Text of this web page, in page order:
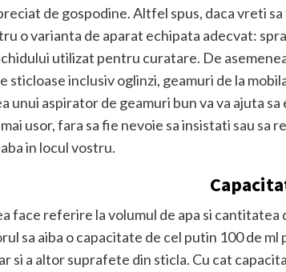
de gospodine. Altfel spus, daca vreti
o varianta de aparat echipata adecvat:
utilizat pentru curatare. De
sticloase inclusiv oglinzi, geamuri de la
unui aspirator de geamuri bun va va ajuta
usor, fara sa fie nevoie sa insistati sau sa
in locul vostru.
face referire la volumul de apa si
sa aiba o capacitate de cel putin 100 de
si a altor suprafete din sticla. Cu cat